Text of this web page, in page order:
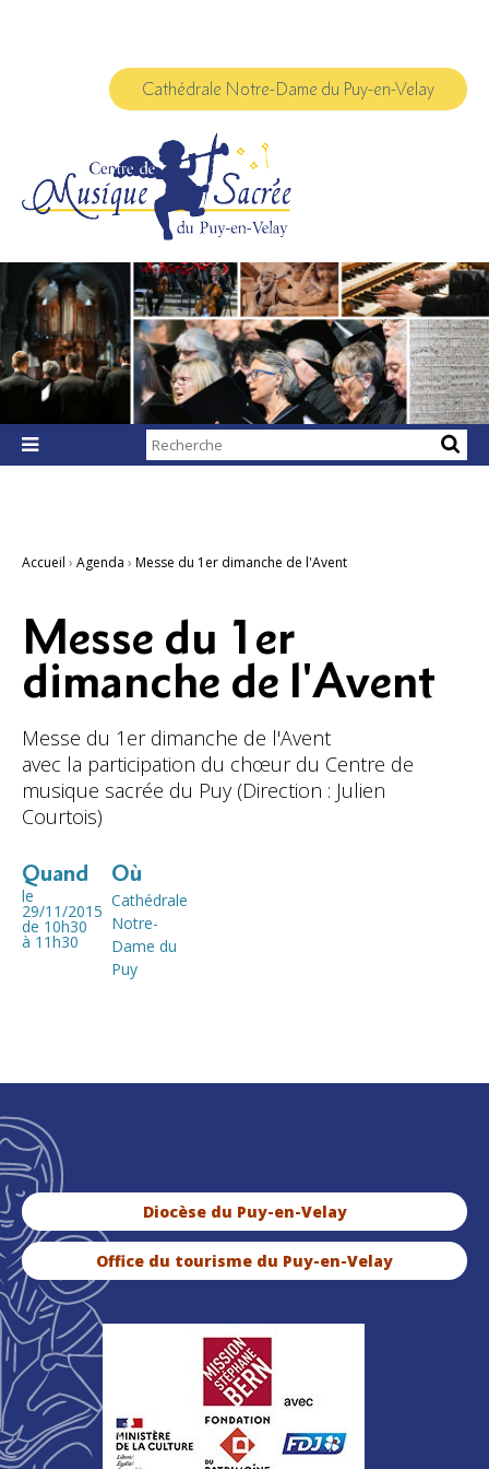
Cathédrale Notre-Dame du Puy-en-Velay

Chercher par
Recherche
Accueil › Agenda › Messe du 1er dimanche de l'Avent
Messe du 1er
dimanche de l'Avent
Messe du 1er dimanche de l'Avent
avec la participation du chœur du Centre de
musique sacrée du Puy (Direction : Julien
Courtois)
Quand
le
29/11/2015
de 10h30
à 11h30
Où
Cathédrale
Notre-
Dame du
Puy
Diocèse du Puy-en-Velay
Office du tourisme du Puy-en-Velay